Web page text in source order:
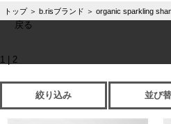
トップ ＞ b.risブランド ＞ organic sparkling
戻る
1 2
絞り込み 並び